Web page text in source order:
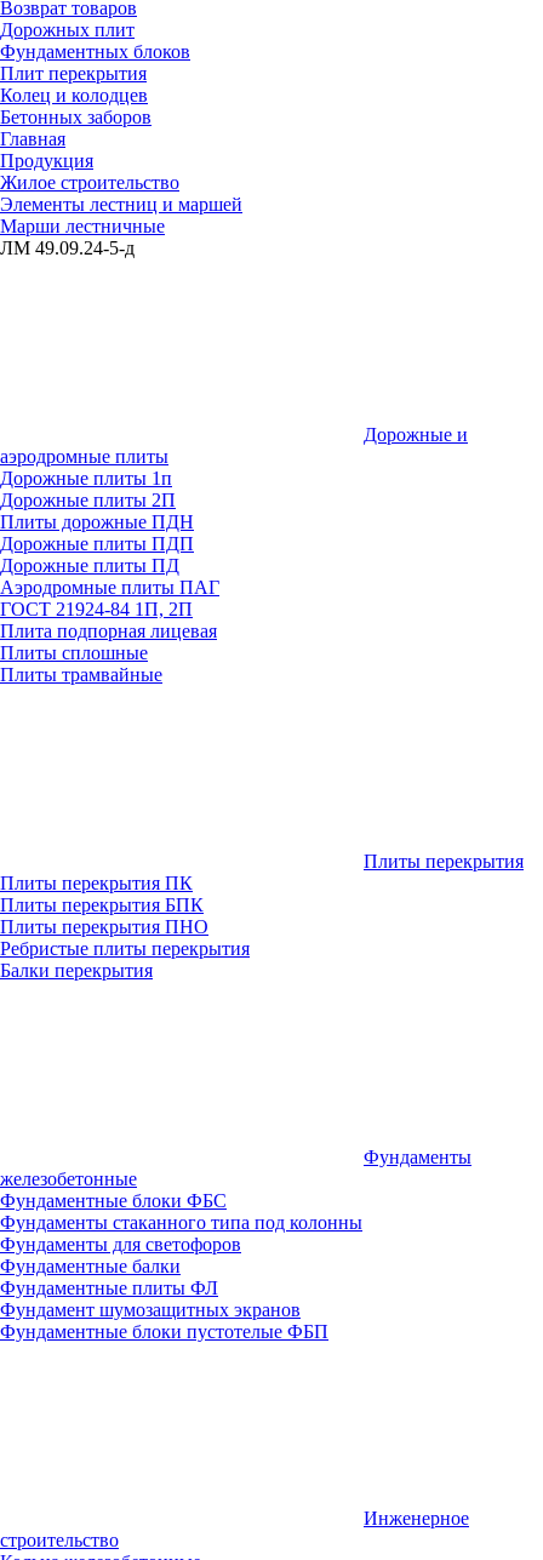
Возврат товаров
Дорожных плит
Фундаментных блоков
Плит перекрытия
Колец и колодцев
Бетонных заборов
Главная
Продукция
Жилое строительство
Элементы лестниц и маршей
Марши лестничные
ЛМ 49.09.24-5-д
Дорожные и
аэродромные плиты
Дорожные плиты 1п
Дорожные плиты 2П
Плиты дорожные ПДН
Дорожные плиты ПДП
Дорожные плиты ПД
Аэродромные плиты ПАГ
ГОСТ 21924-84 1П, 2П
Плита подпорная лицевая
Плиты сплошные
Плиты трамвайные
Плиты перекрытия
Плиты перекрытия ПК
Плиты перекрытия БПК
Плиты перекрытия ПНО
Ребристые плиты перекрытия
Балки перекрытия
Фундаменты
железобетонные
Фундаментные блоки ФБС
Фундаменты стаканного типа под колонны
Фундаменты для светофоров
Фундаментные балки
Фундаментные плиты ФЛ
Фундамент шумозащитных экранов
Фундаментные блоки пустотелые ФБП
Инженерное
строительство